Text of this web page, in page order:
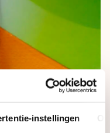
instellingen